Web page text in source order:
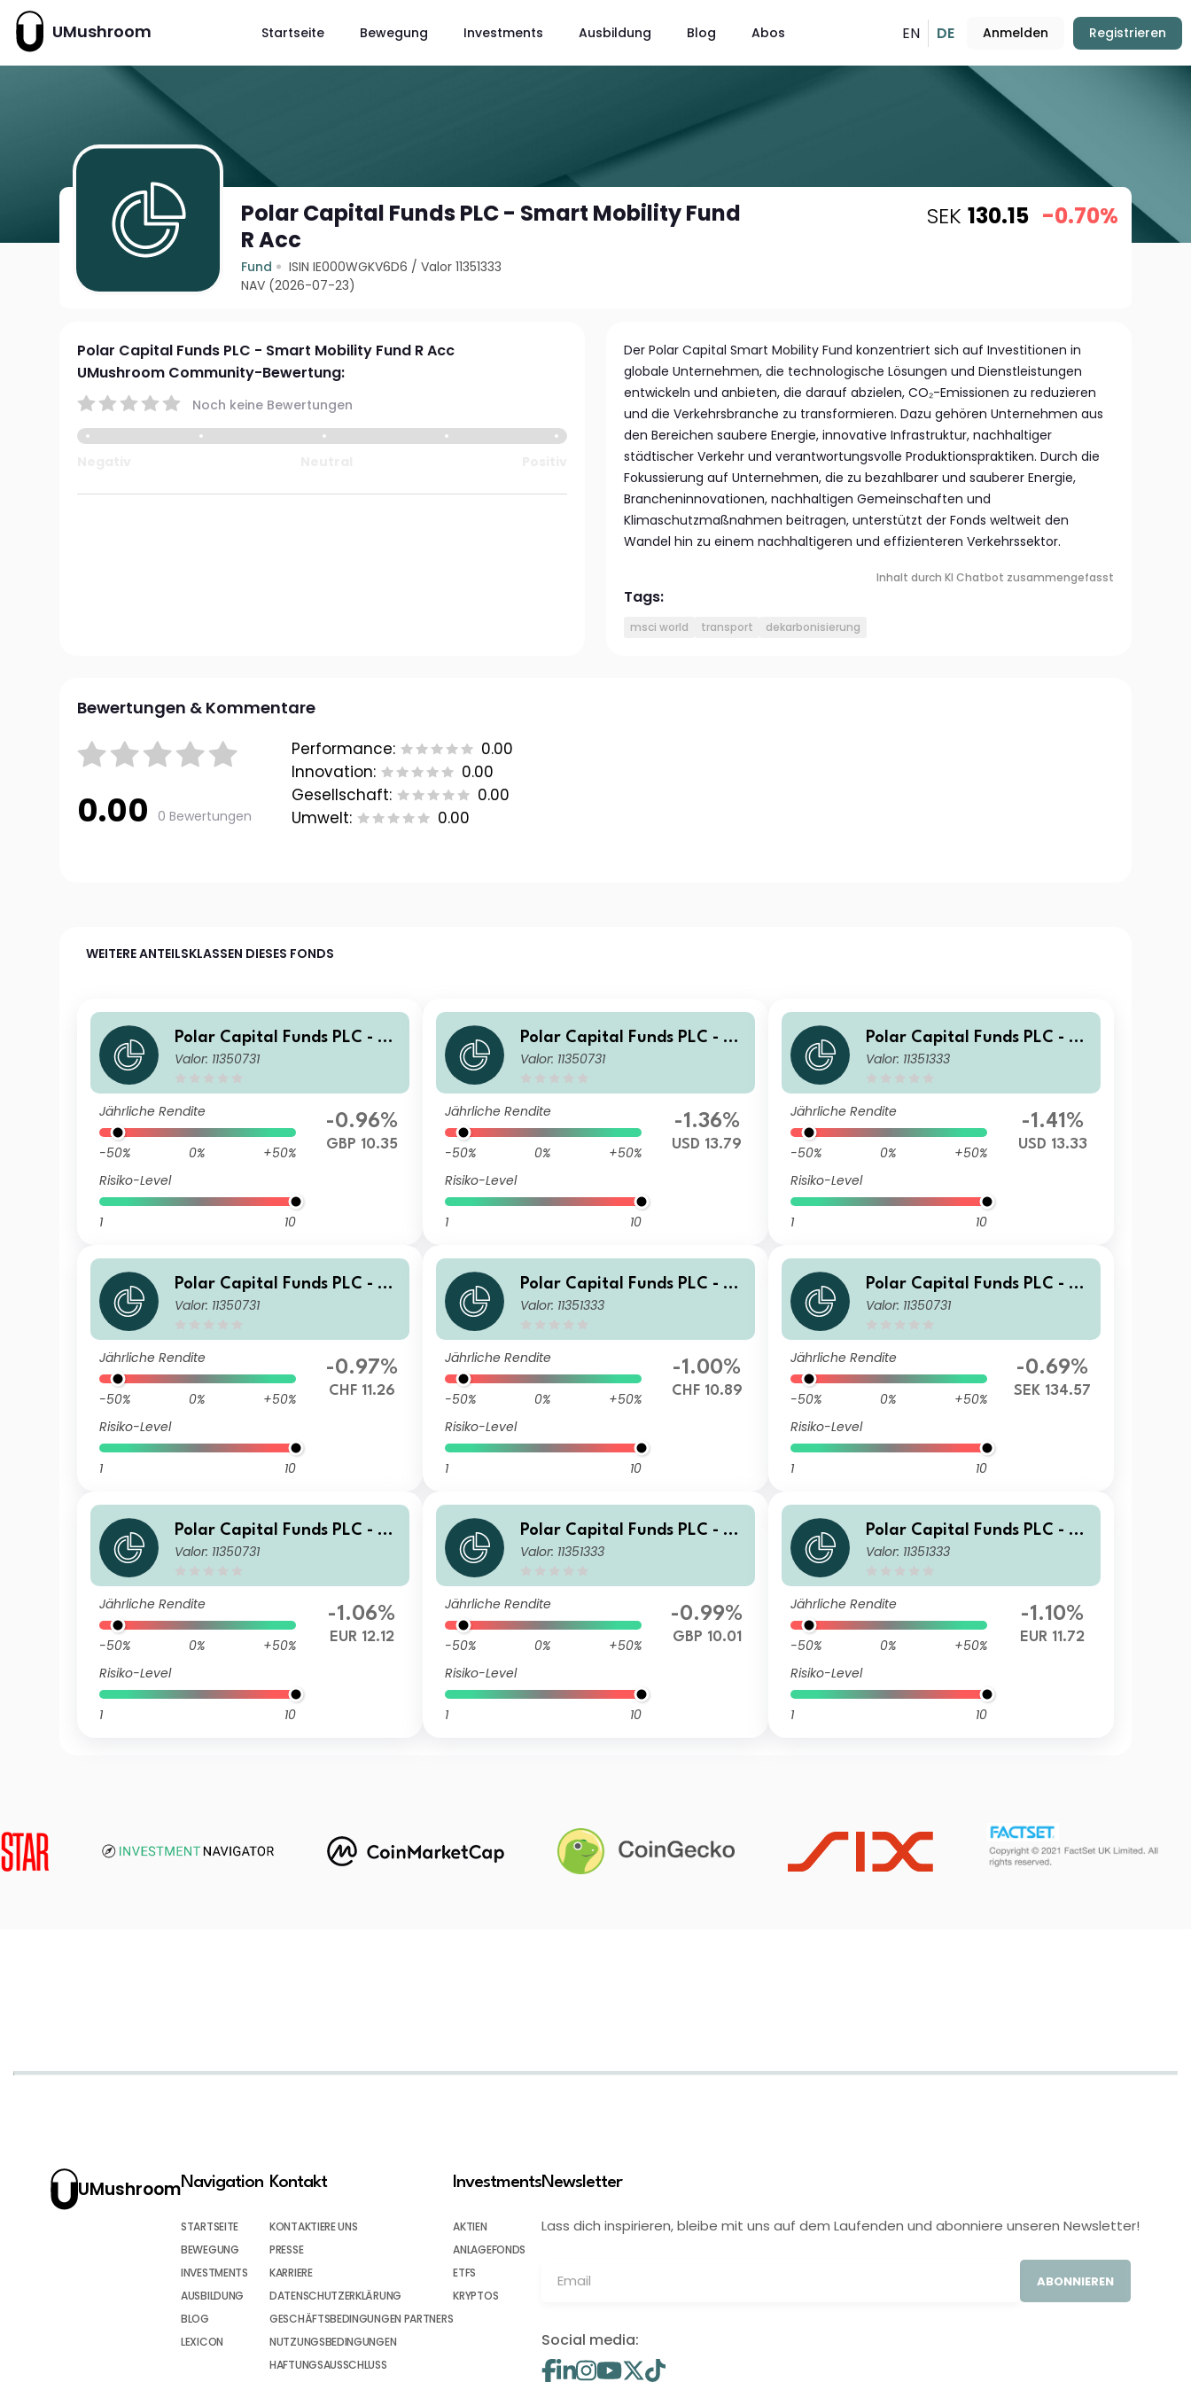
UMushroom Startseite Bewegung Investments Ausbildung Blog Abos EN DE Anmelden Registrieren
Polar Capital Funds PLC - Smart Mobility Fund
R Acc
Fund ISIN IE000WGKV6D6 /Valor 11351333
NAV (2026-07-23)
SEK 130.15 -0.70%
Polar Capital Funds PLC - Smart Mobility Fund R Acc
UMushroom Community-Bewertung:
Noch keine Bewertungen
Der Polar Capital Smart Mobility Fund konzentriert sich auf Investitionen in
globale Unternehmen, die technologische Lösungen und Dienstleistungen
entwickeln und anbieten, die darauf abzielen, CO₂-Emissionen zu reduzieren
und die Verkehrsbranche zu transformieren. Dazu gehören Unternehmen aus
den Bereichen saubere Energie, innovative Infrastruktur, nachhaltiger
städtischer Verkehr und verantwortungsvolle Produktionspraktiken. Durch die
Fokussierung auf Unternehmen, die zu bezahlbarer und sauberer Energie,
Brancheninnovationen, nachhaltigen Gemeinschaften und
Klimaschutzmaßnahmen beitragen, unterstützt der Fonds weltweit den
Wandel hin zu einem nachhaltigeren und effizienteren Verkehrssektor.
Inhalt durch KI Chatbot zusammengefasst
Tags:
msci world transport dekarbonisierung
Bewertungen & Kommentare
0.00 0 Bewertungen
Performance:
0.00
Innovation:
0.00
Gesellschaft:
0.00
Umwelt:
0.00
WEITERE ANTEILSKLASSEN DIESES FONDS
Polar Capital Funds PLC - S
mart Mobility Fund I Acc
Valor: 11350731
Jährliche Rendite
-50% 0%
+50%
Risiko-Level
1 10
-0.96%
GBP 10.35
Polar Capital Funds PLC - S
mart Mobility Fund I Acc
Valor: 11350731
Jährliche Rendite
-50% 0%
+50%
Risiko-Level
1 10
-1.36%
USD 13.79
Polar Capital Funds PLC - S
mart Mobility Fund R Acc
Valor: 11351333
Jährliche Rendite
-50% 0%
+50%
Risiko-Level
1 10
-1.41%
USD 13.33
Polar Capital Funds PLC - S
mart Mobility Fund I Acc
Valor: 11350731
Jährliche Rendite
-50% 0%
+50%
Risiko-Level
1 10
-0.97%
CHF 11.26
Polar Capital Funds PLC - S
mart Mobility Fund R Acc
Valor: 11351333
Jährliche Rendite
-50% 0%
+50%
Risiko-Level
1 10
-1.00%
CHF 10.89
Polar Capital Funds PLC - S
mart Mobility Fund I Acc
Valor: 11350731
Jährliche Rendite
-50% 0%
+50%
Risiko-Level
1 10
-0.69%
SEK 134.57
Polar Capital Funds PLC - S
mart Mobility Fund I Acc
Valor: 11350731
Jährliche Rendite
-50% 0%
+50%
Risiko-Level
1 10
-1.06%
EUR 12.12
Polar Capital Funds PLC - S
mart Mobility Fund R Acc
Valor: 11351333
Jährliche Rendite
-50% 0%
+50%
Risiko-Level
1 10
-0.99%
GBP 10.01
Polar Capital Funds PLC - S
mart Mobility Fund R Acc
Valor: 11351333
Jährliche Rendite
-50% 0%
+50%
Risiko-Level
1 10
-1.10%
EUR 11.72
UMushroomNavigation
STARTSEITE
BEWEGUNG
INVESTMENTS
AUSBILDUNG
BLOG
LEXICON
Kontakt
KONTAKTIERE UNS
PRESSE
KARRIERE
DATENSCHUTZERKLÄRUNG
GESCHÄFTSBEDINGUNGEN PARTNERS
NUTZUNGSBEDINGUNGEN
HAFTUNGSAUSSCHLUSS
Investments
AKTIEN
ANLAGEFONDS
ETFS
KRYPTOS
Newsletter
Lass dich inspirieren, bleibe mit uns auf dem Laufenden und abonniere unseren Newsletter!
ABONNIEREN
Social media: